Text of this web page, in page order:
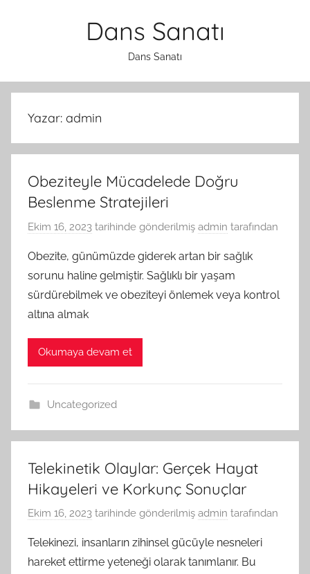
Dans Sanatı
Dans Sanatı
Yazar: admin
Obeziteyle Mücadelede Doğru
Beslenme Stratejileri
Ekim 16, 2023 tarihinde gönderilmiş admin tarafından
Obezite, günümüzde giderek artan bir sağlık
sorunu haline gelmiştir. Sağlıklı bir yaşam
sürdürebilmek ve obeziteyi önlemek veya kontrol
altına almak
Okumaya devam et
Uncategorized
Telekinetik Olaylar: Gerçek Hayat
Hikayeleri ve Korkunç Sonuçlar
Ekim 16, 2023 tarihinde gönderilmiş admin tarafından
Telekinezi, insanların zihinsel gücüyle nesneleri
hareket ettirme yeteneği olarak tanımlanır. Bu